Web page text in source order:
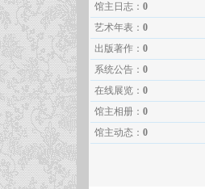
馆主日志： 0
艺术年表： 0
出版著作： 0
系统公告： 0
在线展览： 0
馆主相册： 0
馆主动态： 0